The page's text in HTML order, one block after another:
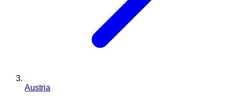
Austria